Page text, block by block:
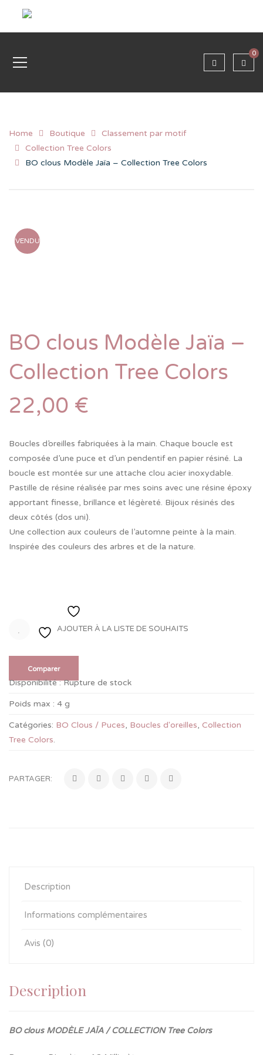
0
Home Boutique
Classement par motif
Collection Tree Colors
BO clous Modèle Jaïa – Collection Tree Colors
VENDU
BO clous Modèle Jaïa –
Collection Tree Colors
22,00 €
Boucles d’oreilles fabriquées à la main. Chaque boucle est
composée d’une puce et d’un pendentif en papier résiné. La
boucle est montée sur une attache clou acier inoxydable.
Pastille de résine réalisée par mes soins avec une résine époxy
apportant finesse, brillance et légèreté. Bijoux résinés des
deux côtés (dos uni).
Une collection aux couleurs de l’automne peinte à la main.
Inspirée des couleurs des arbres et de la nature.
AJOUTER À LA LISTE DE SOUHAITS
Comparer
Disponibilité : Rupture de stock
Poids max : 4 g
Catégories: BO Clous / Puces, Boucles d'oreilles, Collection
Tree Colors.
PARTAGER:
Description
Informations complémentaires
Avis (0)
Description
BO clous MODÈLE JAÏA / COLLECTION Tree Colors